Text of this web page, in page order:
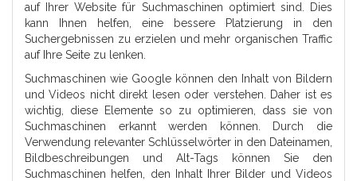
auf Ihrer Website für Suchmaschinen optimiert sind. Dies
kann Ihnen helfen, eine bessere Platzierung in den
Suchergebnissen zu erzielen und mehr organischen Traffic
auf Ihre Seite zu lenken.
Suchmaschinen wie Google können den Inhalt von Bildern
und Videos nicht direkt lesen oder verstehen. Daher ist es
wichtig, diese Elemente so zu optimieren, dass sie von
Suchmaschinen erkannt werden können. Durch die
Verwendung relevanter Schlüsselwörter in den Dateinamen,
Bildbeschreibungen und Alt-Tags können Sie den
Suchmaschinen helfen, den Inhalt Ihrer Bilder und Videos